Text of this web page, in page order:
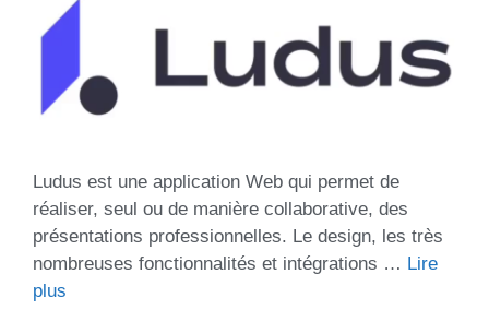
Ludus est une application Web qui permet de
réaliser, seul ou de manière collaborative, des
présentations professionnelles. Le design, les très
nombreuses fonctionnalités et intégrations … Lire
plus